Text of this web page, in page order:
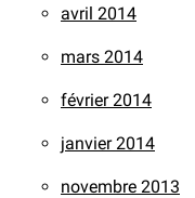
avril 2014
mars 2014
février 2014
janvier 2014
novembre 2013